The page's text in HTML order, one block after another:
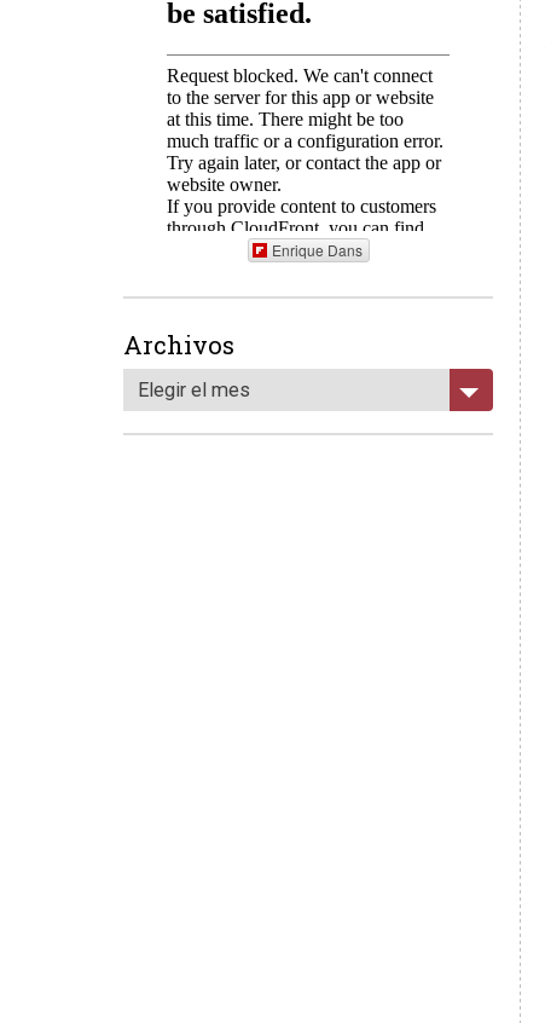
Enrique Dans
Archivos
Elegir el mes